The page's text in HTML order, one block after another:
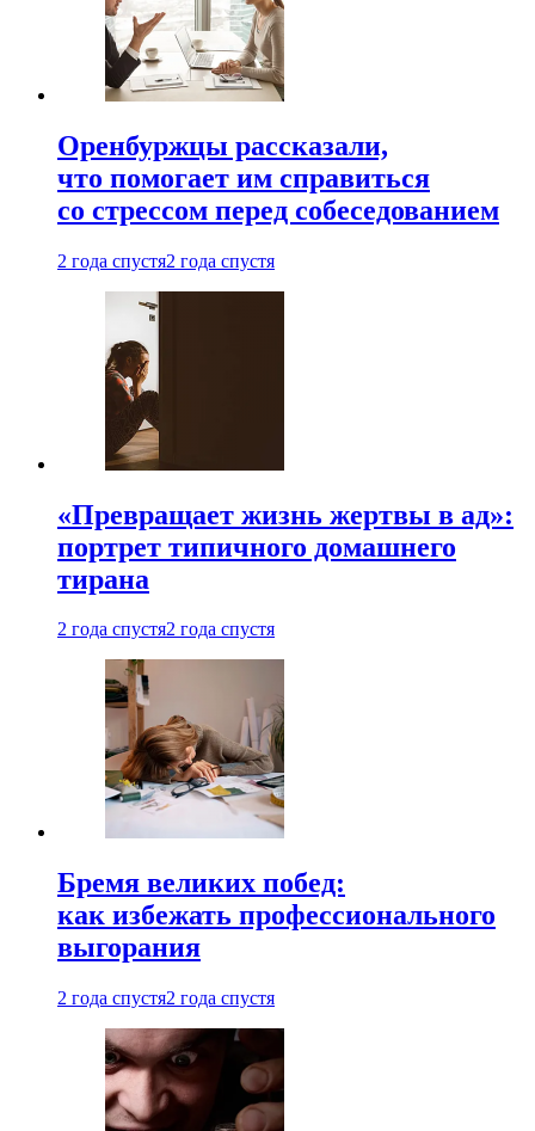
Оренбуржцы рассказали,
что помогает им справиться
со стрессом перед собеседованием
2 года спустя2 года спустя
«Превращает жизнь жертвы в ад»:
портрет типичного домашнего
тирана
2 года спустя2 года спустя
Бремя великих побед:
как избежать профессионального
выгорания
2 года спустя2 года спустя